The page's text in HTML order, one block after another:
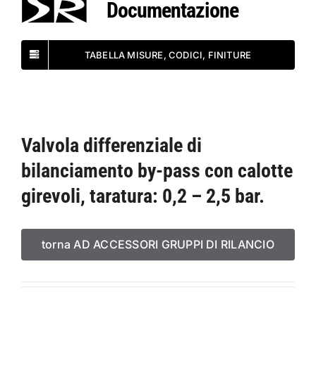
Documentazione
TABELLA MISURE, CODICI, FINITURE
Valvola differenziale di
bilanciamento by-pass con calotte
girevoli, taratura: 0,2 – 2,5 bar.
torna AD ACCESSORI GRUPPI DI RILANCIO